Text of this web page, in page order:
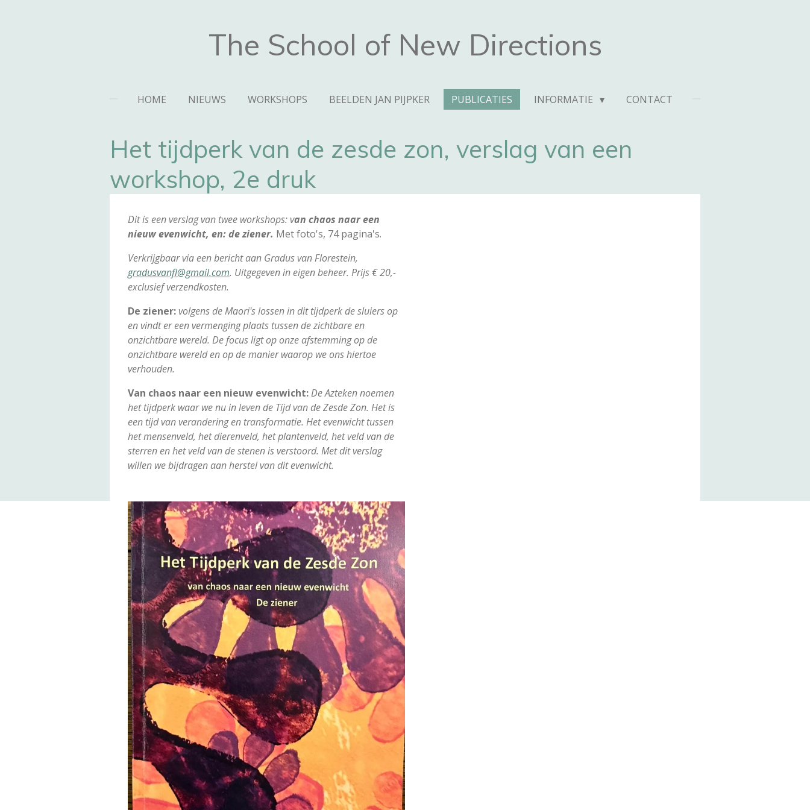
The School of New Directions
HOME NIEUWS WORKSHOPS BEELDEN JAN PIJPKER PUBLICATIES INFORMATIE CONTACT
Het tijdperk van de zesde zon, verslag van een
workshop, 2e druk
Dit is een verslag van twee workshops: van chaos naar een
nieuw evenwicht, en: de ziener. Met foto's, 74 pagina's.
Verkrijgbaar via een bericht aan Gradus van Florestein,
gradusvanfl@gmail.com. Uitgegeven in eigen beheer. Prijs € 20,-
exclusief verzendkosten.
De ziener:volgens de Maori's lossen in dit tijdperk de sluiers op
en vindt er een vermenging plaats tussen de zichtbare en
onzichtbare wereld. De focus ligt op onze afstemming op de
onzichtbare wereld en op de manier waarop we ons hiertoe
verhouden.
Van chaos naar een nieuw evenwicht:De Azteken noemen
het tijdperk waar we nu in leven de Tijd van de Zesde Zon. Het is
een tijd van verandering en transformatie. Het evenwicht tussen
het mensenveld, het dierenveld, het plantenveld, het veld van de
sterren en het veld van de stenen is verstoord. Met dit verslag
willen we bijdragen aan herstel van dit evenwicht.